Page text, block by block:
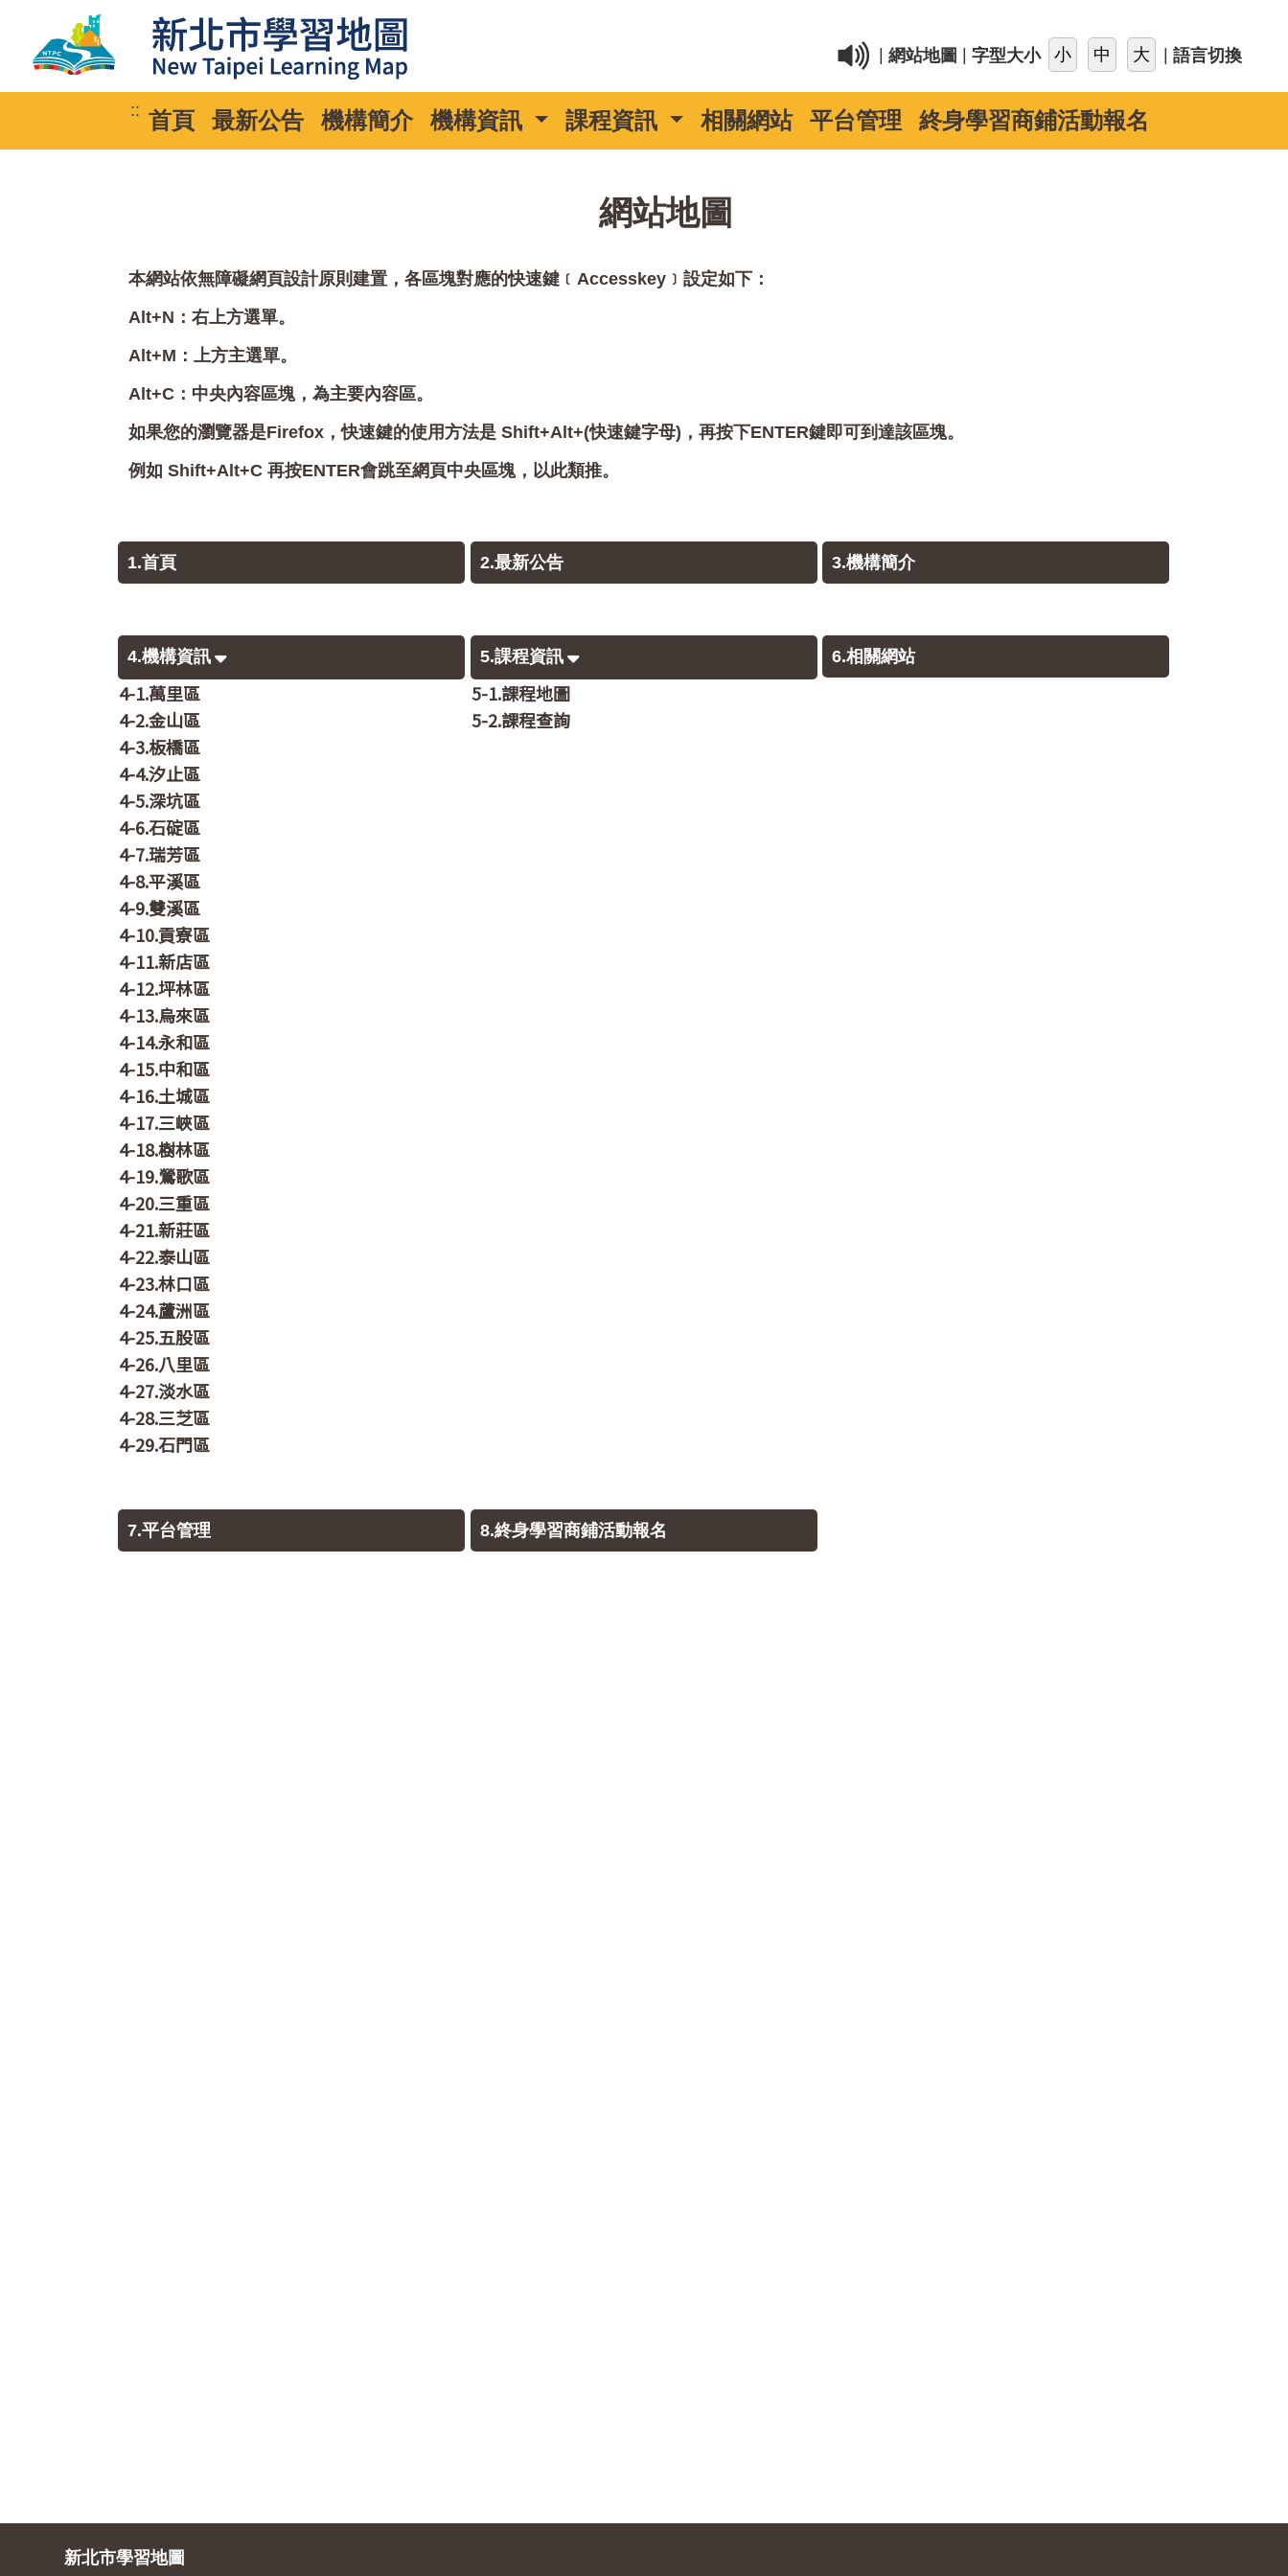
網站地圖 字型大小 語言切換
:: 首頁 最新公告 機構簡介 機構資訊 課程資訊 相關網站 平台管理 終身學習商鋪活動報名
網站地圖
本網站依無障礙網頁設計原則建置，各區塊對應的快速鍵﹝Accesskey﹞設定如下：
Alt+N：右上方選單。
Alt+M：上方主選單。
Alt+C：中央內容區塊，為主要內容區。
如果您的瀏覽器是Firefox，快速鍵的使用方法是 Shift+Alt+(快速鍵字母)，再按下ENTER鍵即可到達該區塊。
例如 Shift+Alt+C 再按ENTER會跳至網頁中央區塊，以此類推。
1.首頁 2.最新公告 3.機構簡介
4.機構資訊
4-1.萬里區
4-2.金山區
4-3.板橋區
4-4.汐止區
4-5.深坑區
4-6.石碇區
4-7.瑞芳區
4-8.平溪區
4-9.雙溪區
4-10.貢寮區
4-11.新店區
4-12.坪林區
4-13.烏來區
4-14.永和區
4-15.中和區
4-16.土城區
4-17.三峽區
4-18.樹林區
4-19.鶯歌區
4-20.三重區
4-21.新莊區
4-22.泰山區
4-23.林口區
4-24.蘆洲區
4-25.五股區
4-26.八里區
4-27.淡水區
4-28.三芝區
4-29.石門區
5.課程資訊
5-1.課程地圖
5-2.課程查詢
6.相關網站
7.平台管理 8.終身學習商鋪活動報名
新北市學習地圖